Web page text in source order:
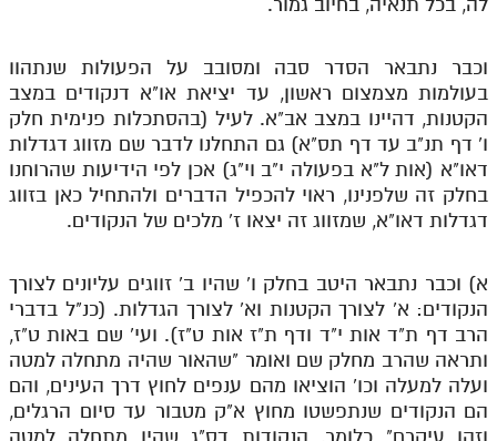
שידור חי
הזמן סט תע"ס
הזמן סט תלמוד עשר הספירות
ספרים להורדה
תלמוד עשר הספירות בעיון
תלמוד עשר הספירות חלק א
וכבר נתבאר הסדר סבה ומסובב על הפעולות שנתהוו
בעולמות מצמצום ראשון, עד יציאת או"א דנקודים במצב
הקטנות, דהיינו במצב אב"א. לעיל (בהסתכלות פנימית חלק
ו' דף תנ"ב עד דף תס"א) גם התחלנו לדבר שם מזווג דגדלות
דאו"א (אות ל"א בפעולה י"ב וי"ג) אכן לפי הידיעות שהרוחנו
בחלק זה שלפנינו, ראוי להכפיל הדברים ולהתחיל כאן בזווג
דגדלות דאו"א, שמזווג זה יצאו ז' מלכים של הנקודים.
א) וכבר נתבאר היטב בחלק ו' שהיו ב' זווגים עליונים לצורך
הנקודים: א' לצורך הקטנות וא' לצורך הגדלות. (כנ"ל בדברי
הרב דף ת"ד אות י"ד ודף ת"ז אות ט"ז). ועי' שם באות ט"ז,
ותראה שהרב מחלק שם ואומר "שהאור שהיה מתחלה למטה
ועלה למעלה וכו' הוציאו מהם ענפים לחוץ דרך העינים, והם
הם הנקודים שנתפשטו מחוץ א"ק מטבור עד סיום הרגלים,